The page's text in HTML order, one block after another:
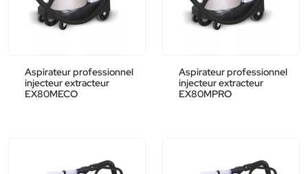
Aspirateur professionnel
injecteur extracteur
EX80MECO
Aspirateur professionnel
injecteur extracteur
EX80MPRO